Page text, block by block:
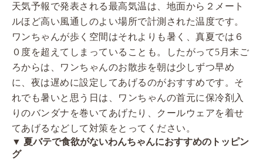
天気予報で発表される最高気温は、地面から２メート
ルほど高い風通しのよい場所で計測された温度です。
ワンちゃんが歩く空間はそれよりも暑く、真夏では６
０度を超えてしまっていることも。したがって5月末ご
ろからは、ワンちゃんのお散歩を朝は少しずつ早め
に、夜は遅めに設定してあげるのがおすすめです。そ
れでも暑いと思う日は、ワンちゃんの首元に保冷剤入
りのバンダナを巻いてあげたり、クールウェアを着せ
てあげるなどして対策をとってください。
▼ 夏バテで食欲がないわんちゃんにおすすめのトッピン
グ